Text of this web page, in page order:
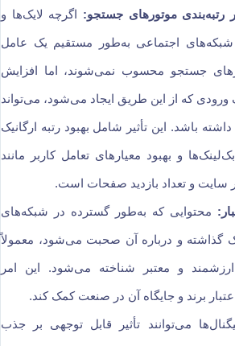
رتبه‌بندی موتورهای جستجو: اگرچه لایک‌ها و
شبکه‌های اجتماعی به‌طور مستقیم یک عامل
جستجو محسوب نمی‌شوند، اما افزایش
ورودی که از این طریق ایجاد می‌شود، می‌تواند
باشد. این تأثیر شامل بهبود رتبه ارگانیک
و بهبود معیارهای تعامل کاربر مانند
و تعداد بازدید صفحات است.
محتوایی که به‌طور گسترده در شبکه‌های
گذاشته و درباره آن صحبت می‌شود، معمولاً
و معتبر شناخته می‌شود. این امر
برند و جایگاه آن در صنعت کمک کند.
می‌توانند تأثیر قابل توجهی بر جذب